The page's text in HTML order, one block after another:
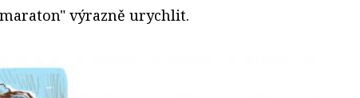
výrazně urychlit.